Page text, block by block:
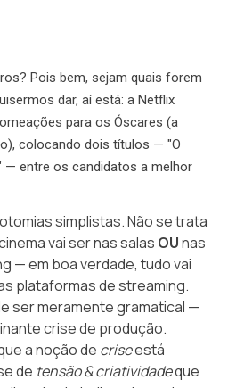
Pois bem, sejam quais forem
dar, aí está: a Netflix
para os Óscares (a
colocando dois títulos — "O
— entre os candidatos a melhor
simplistas. Não se trata
vai ser nas salas OUnas
— em boa verdade, tudo vai
plataformas de streaming.
ser meramente gramatical —
crise de produção.
a noção de criseestá
de tensão & criatividadeque